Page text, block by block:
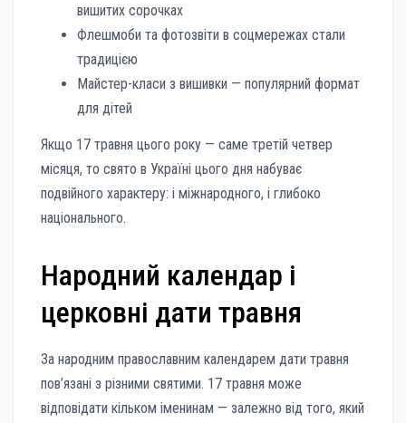
вишитих сорочках
Флешмоби та фотозвіти в соцмережах стали
традицією
Майстер-класи з вишивки — популярний формат
для дітей
Якщо 17 травня цього року — саме третій четвер
місяця, то свято в Україні цього дня набуває
подвійного характеру: і міжнародного, і глибоко
національного.
Народний календар і
церковні дати травня
За народним православним календарем дати травня
пов’язані з різними святими. 17 травня може
відповідати кільком іменинам — залежно від того, який